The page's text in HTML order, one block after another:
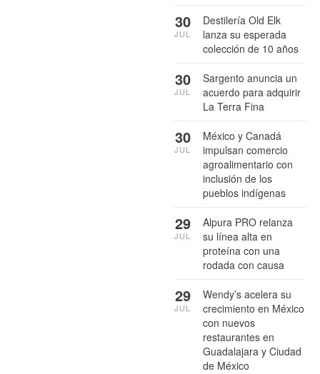
Destilería Old Elk
lanza su esperada
colección de 10 años
30
JUL
Sargento anuncia un
acuerdo para adquirir
La Terra Fina
30
JUL
México y Canadá
impulsan comercio
agroalimentario con
inclusión de los
pueblos indígenas
30
JUL
Alpura PRO relanza
su línea alta en
proteína con una
rodada con causa
29
JUL
Wendy’s acelera su
crecimiento en México
con nuevos
restaurantes en
Guadalajara y Ciudad
de México
29
JUL